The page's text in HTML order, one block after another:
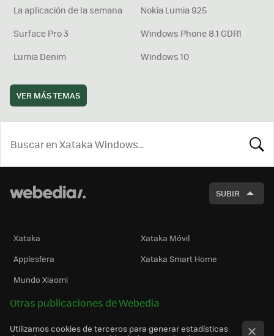
La aplicación de la semana
Nokia Lumia 925
Surface Pro 3
Windows Phone 8.1 GDR1
Lumia Denim
Windows 10
VER MÁS TEMAS
SUBIR
Xataka
Xataka Móvil
Applesfera
Xataka Smart Home
Mundo Xiaomi
Otras publicaciones de Webedia
Utilizamos cookies de terceros para generar estadísticas